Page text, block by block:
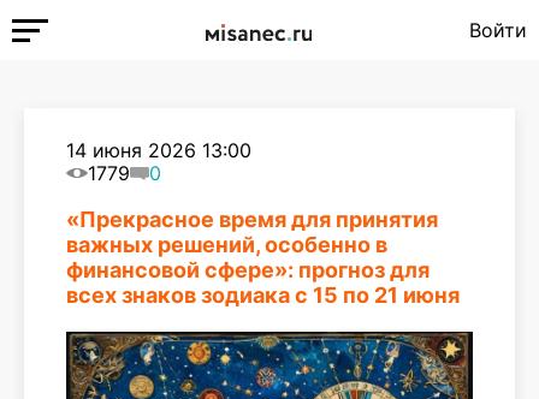
Войти
14 июня 2026 13:00
1779
0
«Прекрасное время для принятия
важных решений, особенно в
финансовой сфере»: прогноз для
всех знаков зодиака с 15 по 21 июня